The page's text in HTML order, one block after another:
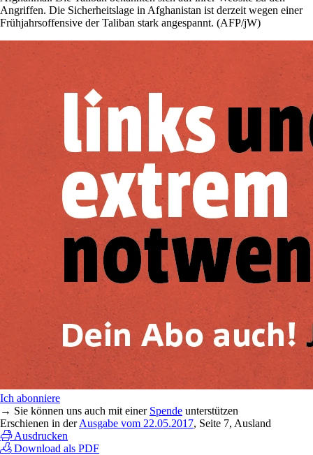
Angriffen. Die Sicherheitslage in Afghanistan ist derzeit wegen einer
Frühjahrsoffensive der Taliban stark angespannt. (AFP/jW)
Ich abonniere
→ Sie können uns auch mit einer Spende unterstützen
Erschienen in derAusgabe vom 22.05.2017, Seite 7, Ausland
Ausdrucken
Download als PDF